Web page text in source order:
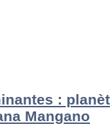
:
Mangano